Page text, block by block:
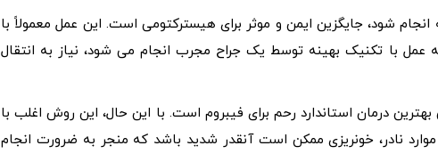
شود، جایگزین ایمن و موثر برای هیسترکتومی است. این عمل معمولاً با
با تکنیک بهینه توسط یک جراح مجرب انجام می شود، نیاز به انتقال
درمان استاندارد رحم برای فیبروم است. با این حال، این روش اغلب با
نادر، خونریزی ممکن است آنقدر شدید باشد که منجر به ضرورت انجام